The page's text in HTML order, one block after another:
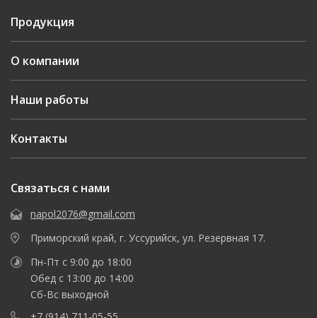
Продукция
О компании
Наши работы
Контакты
Связаться с нами
napol2076@gmail.com
Приморский край, г. Уссурийск, ул. Резервная 17.
Пн-Пт с 9:00 до 18:00
Обед с 13:00 до 14:00
Сб-Вс выходной